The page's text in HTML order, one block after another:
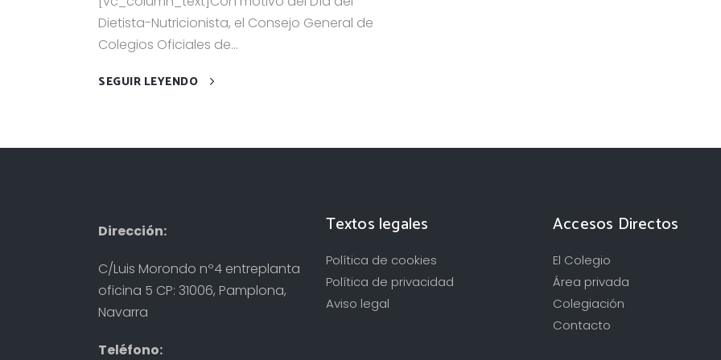
Dietista-Nutricionista, el Consejo General de
Colegios Oficiales de...
SEGUIR LEYENDO
Dirección:
C/Luis Morondo nº4 entreplanta
oficina 5 CP: 31006, Pamplona,
Navarra
Teléfono:
Textos legales
Política de cookies
Política de privacidad
Aviso legal
Accesos Directos
El Colegio
Área privada
Colegiación
Contacto